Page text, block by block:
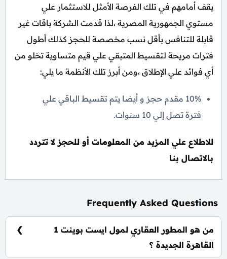
يقف أمامهم في تلك الفرصة الأمثل للاستثمار علي
مستوي الجمهورية المصرية ،لذا قدمت الشركة باقات غير
قابلة للتنافس بأقل نسب مخصصة للحجز كذلك أطول
فترات مريحة لتقسيط المتبقي علي قيم متساوية تخلو من
أي فوائد علي الإطلاق ،ومن أبرز تلك الأنظمة ما يلي:
10% مقدم حجز و أيضا يتم تقسيط الباقي علي
فترة تصل إلي 10 سنوات.
للاطلاع علي المزيد من المعلومات أو للحجز لا تتردد
بالاتصال بنا
Frequently Asked Questions
من هو المطور العقاري لمول ايست بوينت 1
القاهرة الجديدة ؟